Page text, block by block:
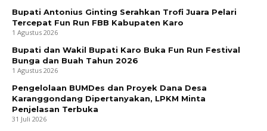
Bupati Antonius Ginting Serahkan Trofi Juara Pelari
Tercepat Fun Run FBB Kabupaten Karo
1 Agustus 2026
Bupati dan Wakil Bupati Karo Buka Fun Run Festival
Bunga dan Buah Tahun 2026
1 Agustus 2026
Pengelolaan BUMDes dan Proyek Dana Desa
Karanggondang Dipertanyakan, LPKM Minta
Penjelasan Terbuka
31 Juli 2026